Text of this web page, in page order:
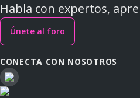
Habla con expertos,
Únete al foro
CONECTA CON NOSOTROS